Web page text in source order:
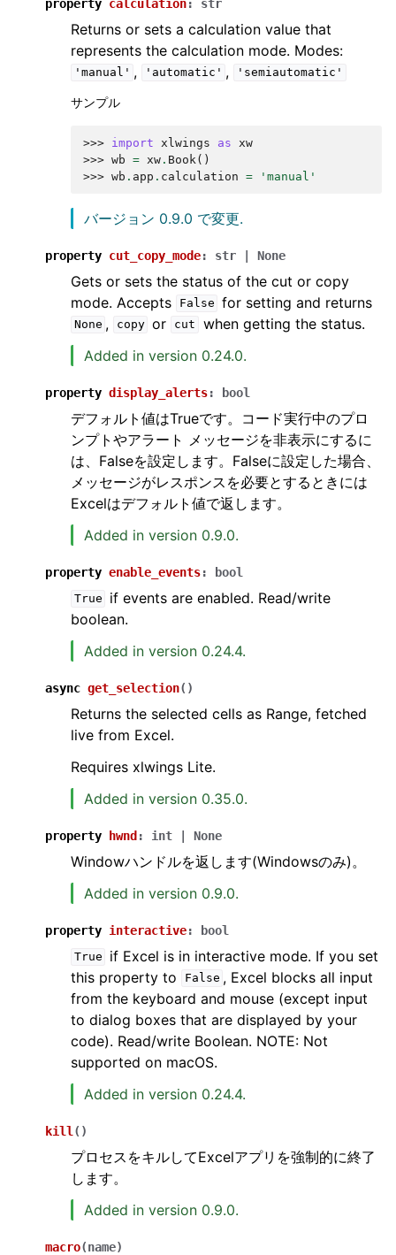
property calculation: str
Returns or sets a calculation value that
represents the calculation mode. Modes:
'manual' , 'automatic' , 'semiautomatic'
サンプル
>>> import xlwings as
xw
>>> wb = xw . Book ()
>>> wb . app . calculation = 'manual'
バージョン 0.9.0 で変更.
property cut_copy_mode: str None
Gets or sets the status of the cut or copy
mode. Accepts
False for setting and returns
None , copy or cut
when getting the status.
Added in version 0.24.0.
property display_alerts: bool
デフォルト値はTrueです。コード実行中のプロ
ンプトやアラート メッセージを非表示にするに
は、Falseを設定します。Falseに設定した場合、
メッセージがレスポンスを必要とするときには
Excelはデフォルト値で返します。
Added in version 0.9.0.
property enable_events: bool
True
if events are enabled. Read/write
boolean.
Added in version 0.24.4.
async get_selection( )
Returns the selected cells as Range, fetched
live from Excel.
Requires xlwings Lite.
Added in version 0.35.0.
property hwnd : int None
Windowハンドルを返します(Windowsのみ)。
Added in version 0.9.0.
property interactive: bool
True
if Excel is in interactive mode. If you set
this property to
False , Excel blocks all input
from the keyboard and mouse (except input
to dialog boxes that are displayed by your
code). Read/write Boolean. NOTE: Not
supported on macOS.
Added in version 0.24.4.
kill ( )
プロセスをキルしてExcelアプリを強制的に終了
します。
Added in version 0.9.0.
macro(name)